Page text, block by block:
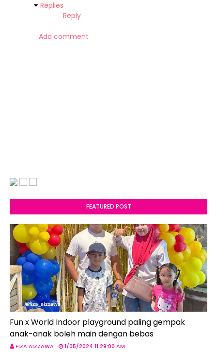
Replies
Reply
Add comment
FEATURED POST
Fun x World Indoor playground paling gempak
anak-anak boleh main dengan bebas
FIZA AIZZAWA 1/05/2024 11:29:00 AM